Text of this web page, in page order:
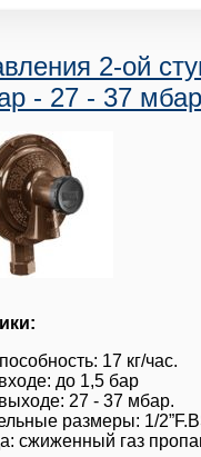
2-ой
- 27 - 37 мбар
17 кг/час.
до 1,5 бар
27 - 37 мбар.
размеры: 1/
сжиженный газ